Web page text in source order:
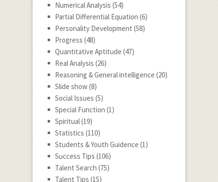
Numerical Analysis (54)
Partial Differential Equation (6)
Personality Development (58)
Progress (48)
Quantitative Aptitude (47)
Real Analysis (26)
Reasoning & General intelligence (20)
Slide show(8)
Social Issues (5)
Special Function (1)
Spiritual(19)
Statistics (110)
Students & Youth Guidence (1)
Success Tips (106)
Talent Search (75)
Talent Tips (15)